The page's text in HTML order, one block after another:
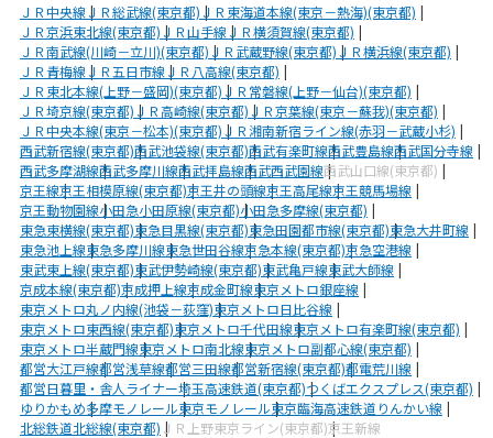
ＪＲ中央線ＪＲ総武線(東京都)ＪＲ東海道本線(東京－熱海)(東京都)
ＪＲ京浜東北線(東京都)ＪＲ山手線ＪＲ横須賀線(東京都)
ＪＲ南武線(川崎－立川)(東京都)ＪＲ武蔵野線(東京都)ＪＲ横浜線(東京都)
ＪＲ青梅線ＪＲ五日市線ＪＲ八高線(東京都)
ＪＲ東北本線(上野－盛岡)(東京都)ＪＲ常磐線(上野－仙台)(東京都)
ＪＲ埼京線(東京都)ＪＲ高崎線(東京都)ＪＲ京葉線(東京－蘇我)(東京都)
ＪＲ中央本線(東京－松本)(東京都)ＪＲ湘南新宿ライン線(赤羽－武蔵小杉)
西武新宿線(東京都)西武池袋線(東京都)西武有楽町線西武豊島線西武国分寺線
西武多摩湖線西武多摩川線西武拝島線西武西武園線西武山口線(東京都)
京王線京王相模原線(東京都)京王井の頭線京王高尾線京王競馬場線
京王動物園線小田急小田原線(東京都)小田急多摩線(東京都)
東急東横線(東京都)東急目黒線(東京都)東急田園都市線(東京都)東急大井町線
東急池上線東急多摩川線東急世田谷線京急本線(東京都)京急空港線
東武東上線(東京都)東武伊勢崎線(東京都)東武亀戸線東武大師線
京成本線(東京都)京成押上線京成金町線東京メトロ銀座線
東京メトロ丸ノ内線(池袋－荻窪)東京メトロ日比谷線
東京メトロ東西線(東京都)東京メトロ千代田線東京メトロ有楽町線(東京都)
東京メトロ半蔵門線東京メトロ南北線東京メトロ副都心線(東京都)
都営大江戸線都営浅草線都営三田線都営新宿線(東京都)都電荒川線
都営日暮里・舎人ライナー埼玉高速鉄道(東京都)つくばエクスプレス(東京都)
ゆりかもめ多摩モノレール東京モノレール東京臨海高速鉄道りんかい線
北総鉄道北総線(東京都) ＪＲ上野東京ライン(東京都)京王新線